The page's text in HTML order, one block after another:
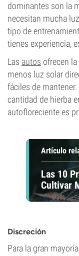
dominantes son la
necesitan mucha
tipo de
tienes experiencia,
Las autos ofrecen
menos luz solar
fáciles de
cantidad de hierba
autofloreciente es
Artículo
Las 10
Cultivar
Discreción
Para la gran